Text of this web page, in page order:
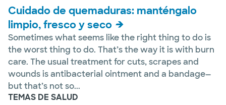
Cuidado de quemaduras: manténgalo
limpio, fresco y seco
Sometimes what seems like the right thing to do is
the worst thing to do. That’s the way it is with burn
care. The usual treatment for cuts, scrapes and
wounds is antibacterial ointment and a bandage—
but that’s not so...
TEMAS DE SALUD